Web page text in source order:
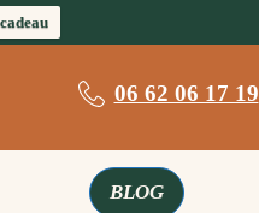
06 62 06 17 19
BLOG